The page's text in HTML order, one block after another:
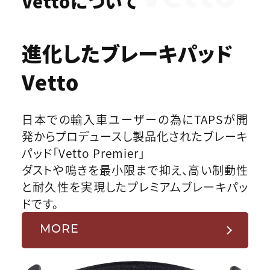
進化したブレーキパッド
Vetto
日本での輸入車ユーザーの為にTAPSが開
発からプロデュースし製品化されたブレーキ
パッド「Vetto Premier」
ダストや鳴きを最小限まで抑え、高い制動性
と耐久性を実現したプレミアムブレーキパッ
ドです。
MORE